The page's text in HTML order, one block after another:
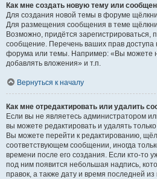
Как мне создать новую тему или
Для создания новой темы в форуме
Для размещения сообщения в теме
Возможно, придётся зарегистрироваться,
сообщение. Перечень ваших прав доступа
форума или темы. Например: «Вы можете
добавлять вложения» и т.п.
Вернуться к началу
Как мне отредактировать или удалить
Если вы не являетесь администратором
вы можете редактировать и удалять
Вы можете перейти к редактированию,
соответствующем сообщении, иногда
времени после его создания. Если кто-то
под ним появится небольшая надпись,
правок, а также дату и время последней